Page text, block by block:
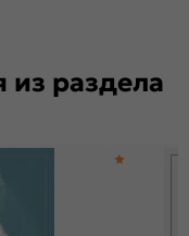
раздела